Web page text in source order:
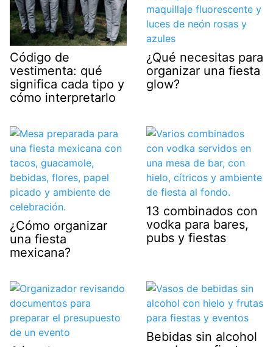
Código de
vestimenta: qué
significa cada tipo y
cómo interpretarlo
¿Qué necesitas para
organizar una fiesta
glow?
¿Cómo organizar
una fiesta
mexicana?
13 combinados con
vodka para bares,
pubs y fiestas
Bebidas sin alcohol